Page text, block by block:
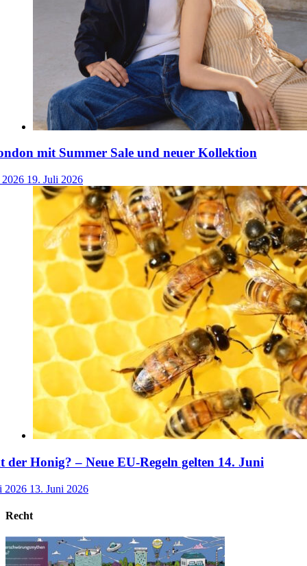
mit Summer Sale und neuer Kollektion
19. Juli 2026
der Honig? – Neue EU-Regeln gelten 14. Juni
2026 13. Juni 2026
Recht